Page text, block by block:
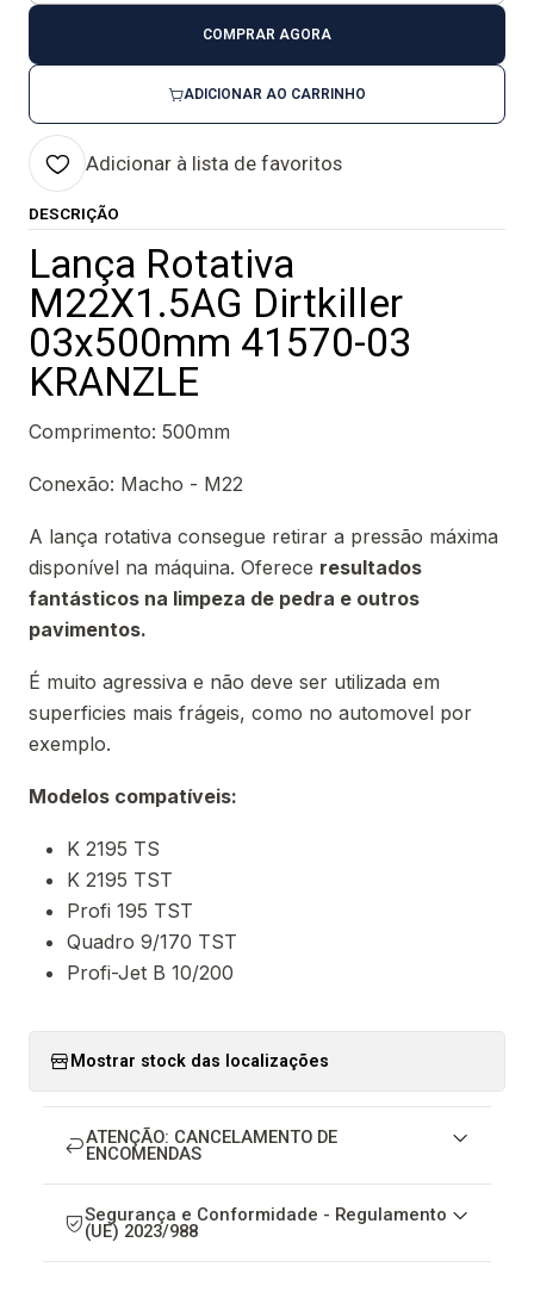
ADICIONAR AO CARRINHO
COMPRAR AGORA
Adicionar à lista de favoritos
DESCRIÇÃO
Lança Rotativa
M22X1.5AG Dirtkiller
03x500mm 41570-03
KRANZLE
Comprimento: 500mm
Conexão: Macho - M22
A lança rotativa consegue retirar a pressão máxima
disponível na máquina. Oferece resultados
fantásticos na limpeza de pedra e outros
pavimentos.
É muito agressiva e não deve ser utilizada em
superficies mais frágeis, como no automovel por
exemplo.
Modelos compatíveis:
K 2195 TS
K 2195 TST
Profi 195 TST
Quadro 9/170 TST
Profi-Jet B 10/200
Mostrar stock das localizações
ATENÇÃO: CANCELAMENTO DE
ENCOMENDAS
Segurança e Conformidade - Regulamento
(UE) 2023/988